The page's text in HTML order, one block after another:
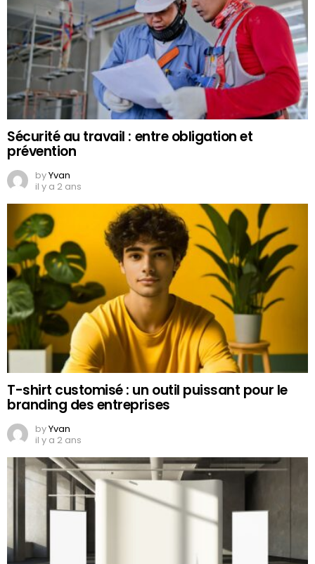
Sécurité au travail : entre obligation et
prévention
byYvan
il y a 2 ans
T-shirt customisé : un outil puissant pour le
branding des entreprises
byYvan
il y a 2 ans